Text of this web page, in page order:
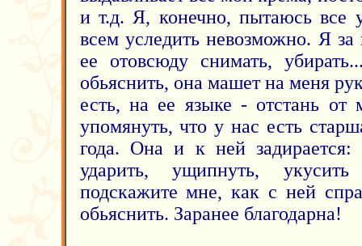
и т.д. Я, конечно, пытаюсь все
всем уследить невозможно. Я
ее отовсюду снимать,
обьяснить, она машет на меня
есть, на ее языке - отстань
упомянуть, что у нас есть
года. Она и к ней задирается:
ударить, ущипнуть,
подскажите мне, как с ней
обьяснить. Заранее благодарна!